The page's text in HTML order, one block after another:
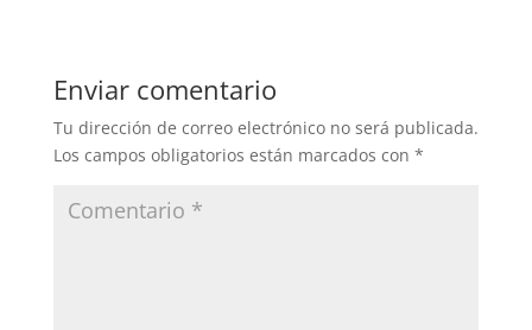
Enviar comentario
Tu dirección de correo electrónico no será publicada.
Los campos obligatorios están marcados con *